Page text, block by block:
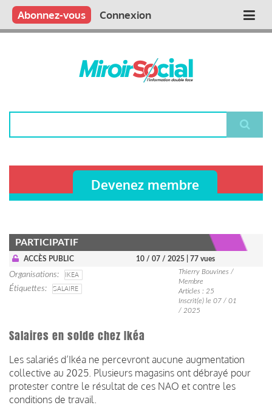
Aller
contenu
Main
Qui sommes nous ?
Vous publiez
Nous publions
Contactez-nous
Abonnez-vous Connexion
Devenez membre
PARTICIPATIF
ACCÈS PUBLIC 10 / 07 / 2025 | 77 vues
Organisations
IKEA
Étiquettes
SALAIRE
Thierry Bouvines /
Membre
Articles : 25
Inscrit(e) le 07 / 01
/ 2025
Salaires en solde chez Ikéa
Les salariés d’Ikéa ne percevront aucune augmentation
collective au 2025. Plusieurs magasins ont débrayé pour
protester contre le résultat de ces NAO et contre les
conditions de travail.